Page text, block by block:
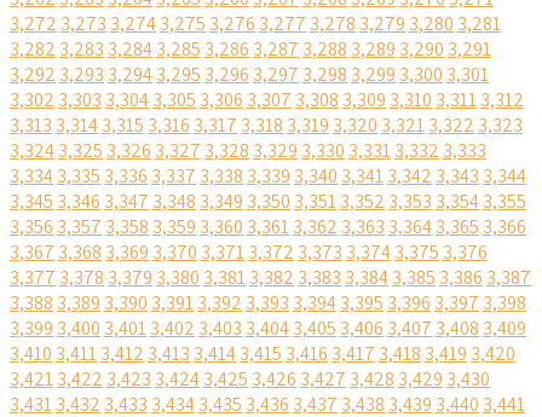
3,272 3,273 3,2743,275 3,276 3,277 3,278 3,279 3,280 3,281
3,282 3,283 3,2843,285 3,286 3,287 3,288 3,289 3,290 3,291
3,292 3,293 3,2943,295 3,296 3,297 3,298 3,299 3,300 3,301
3,302 3,303 3,3043,305 3,306 3,307 3,308 3,309 3,310 3,3113,312
3,313 3,3143,315 3,316 3,317 3,318 3,319 3,320 3,3213,322 3,323
3,3243,325 3,326 3,327 3,328 3,329 3,330 3,3313,332 3,333
3,3343,335 3,336 3,337 3,338 3,339 3,340 3,3413,342 3,343 3,344
3,345 3,346 3,347 3,348 3,349 3,350 3,3513,352 3,353 3,3543,355
3,356 3,357 3,358 3,359 3,360 3,3613,362 3,363 3,3643,365 3,366
3,367 3,368 3,369 3,370 3,3713,372 3,373 3,3743,375 3,376
3,377 3,378 3,379 3,380 3,3813,382 3,383 3,3843,385 3,386 3,387
3,388 3,389 3,390 3,3913,392 3,393 3,3943,395 3,396 3,397 3,398
3,399 3,400 3,4013,402 3,403 3,4043,405 3,406 3,407 3,408 3,409
3,410 3,4113,412 3,413 3,4143,415 3,416 3,417 3,418 3,419 3,420
3,4213,422 3,423 3,4243,425 3,426 3,427 3,428 3,429 3,430
3,4313,432 3,433 3,4343,435 3,436 3,437 3,438 3,439 3,440 3,441